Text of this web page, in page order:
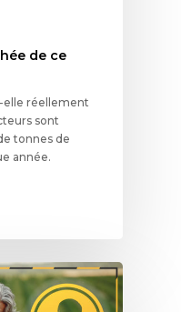
de ce
elle réellement
sont
tonnes de
année.